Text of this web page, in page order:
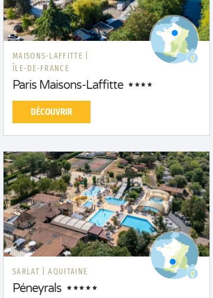
MAISONS-LAFFITTE |
ÎLE-DE-FRANCE
Paris Maisons-Laffitte
DÉCOUVRIR
SARLAT | AQUITAINE
Péneyrals